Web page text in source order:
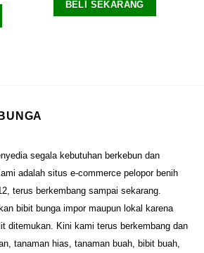
BELI SEKARANG
segala kebutuhan berkebun dan
adalah situs e-commerce pelopor benih
terus berkembang sampai sekarang.
bibit bunga impor maupun lokal karena
ditemukan. Kini kami terus berkembang dan
tanaman hias, tanaman buah, bibit buah,